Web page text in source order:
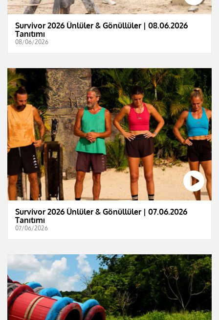
Survivor 2026 Ünlüler & Gönüllüler | 08.06.2026
Tanıtımı
08/06/2026
Survivor 2026 Ünlüler & Gönüllüler | 07.06.2026
Tanıtımı
07/06/2026